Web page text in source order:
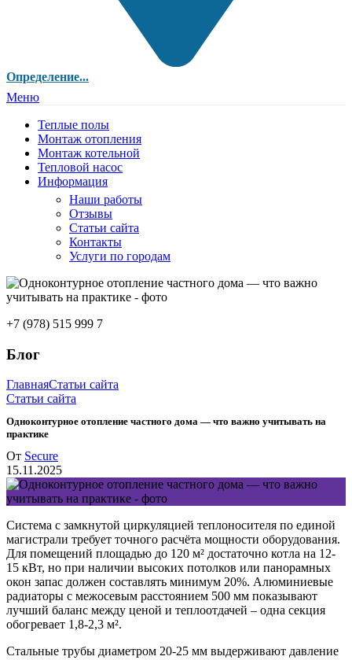
Определение...
Меню
Теплые полы
Монтаж отопления
Монтаж котельной
Тепловой насос
Информация
Наши работы
Отзывы
Статьи сайта
Контакты
Услуги по городам
+7 (978) 515 999 7
Блог
ГлавнаяСтатьи сайта
Статьи сайта
Одноконтурное отопление частного дома — что важно учитывать на
практике
От Secure
15.11.2025
Система с замкнутой циркуляцией теплоносителя по единой
магистрали требует точного расчёта мощности оборудования.
Для помещений площадью до 120 м² достаточно котла на 12-
15 кВт, но при наличии высоких потолков или панорамных
окон запас должен составлять минимум 20%. Алюминиевые
радиаторы с межосевым расстоянием 500 мм показывают
лучший баланс между ценой и теплоотдачей – одна секция
обогревает 1,8-2,3 м².
Стальные трубы диаметром 20-25 мм выдерживают давление